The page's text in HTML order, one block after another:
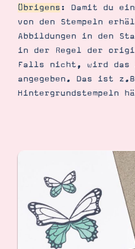
Übrigens: Damit du
von den Stempeln
Abbildungen in den
in der Regel der
Falls nicht, wird das
angegeben. Das ist
Hintergrundstempeln